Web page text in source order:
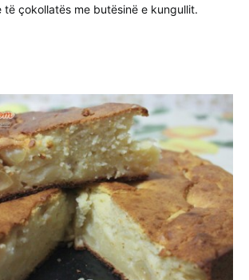
të çokollatës me butësinë e kungullit.